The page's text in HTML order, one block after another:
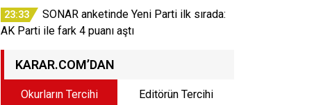
23:33
SONAR anketinde Yeni Parti ilk sırada:
AK Parti ile fark 4 puanı aştı
KARAR.COM’DAN
Okurların Tercihi Editörün Tercihi